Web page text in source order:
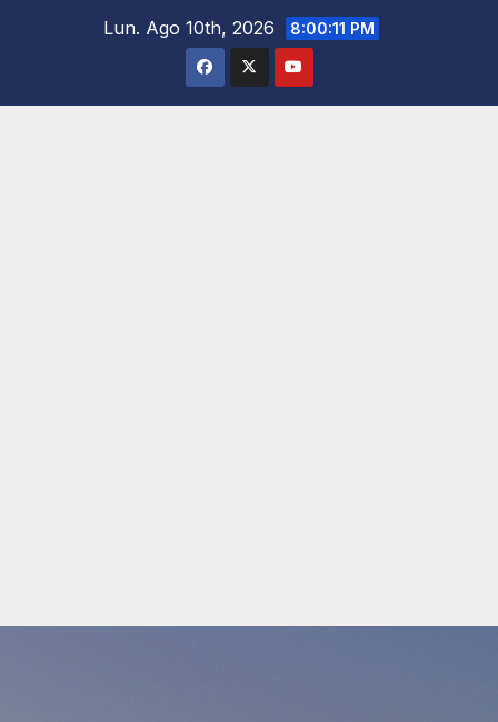
Lun. Ago 10th, 2026 8:00:12 PM